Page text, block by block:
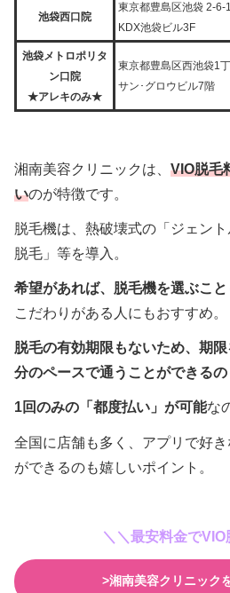
池袋西口院
東京都豊島区池袋 2-6-1
KDX池袋ビル3F
池袋メトロポリタ
ン口院
★アレキのみ★
東京都豊島区西池袋1
サン･グロウビル7階
湘南美容クリニックは、 VIO脱毛
いのが特徴です。
脱毛機は、熱破壊式の「ジェン
脱毛」等を導入。
希望があれば、脱毛機を選ぶこ
こだわりがある人にもおすすめ。
脱毛の有効期限もないため、期
分のペースで通うことができるの
1回のみの「都度払い」が可能な
全国に店舗も多く、アプリで好
ができるのも嬉しいポイント。
＼＼最安料金でVIO
>湘南美容クリニック